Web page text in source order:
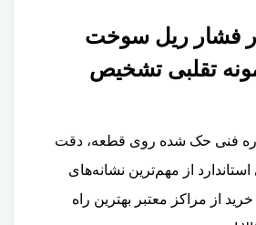
فشار ریل سوخت
تقلبی تشخیص
فنی حک شده روی قطعه، دقت
از مهم‌ترین نشانه‌های
از مراکز معتبر بهترین راه